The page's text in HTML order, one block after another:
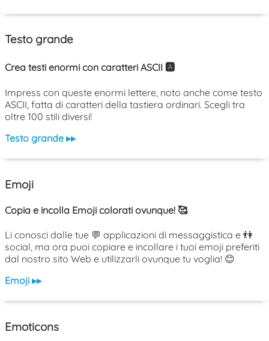
Testo grande
Crea testi enormi con caratteri ASCII 🅰️
Impress con queste enormi lettere, noto anche come testo
ASCII, fatta di caratteri della tastiera ordinari. Scegli tra
oltre 100 stili diversi!
Testo grande ▸▸
Emoji
Copia e incolla Emoji colorati ovunque! 🥰
Li conosci dalle tue 💬 applicazioni di messaggistica e 👫
social, ma ora puoi copiare e incollare i tuoi emoji preferiti
dal nostro sito Web e utilizzarli ovunque tu voglia! 😊
Emoji ▸▸
Emoticons